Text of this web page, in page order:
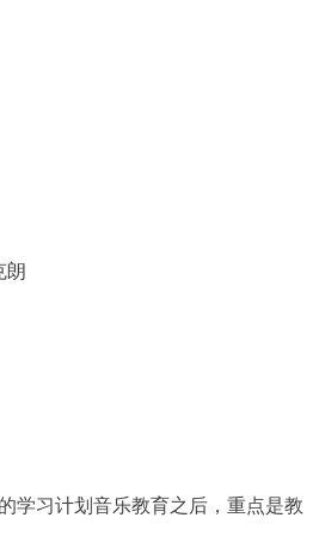
朗
学习计划音乐教育之后，重点是教